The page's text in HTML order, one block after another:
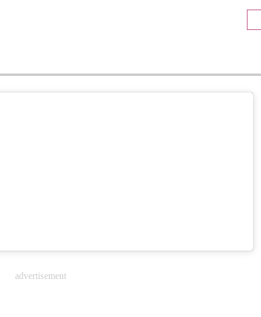
advertisement